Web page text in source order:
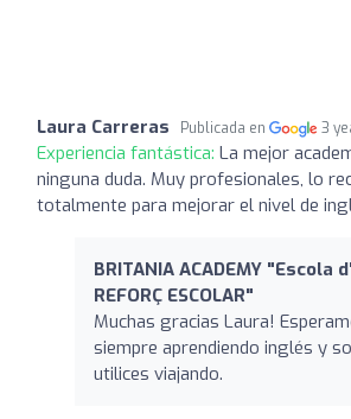
Laura Carreras Publicada en 3
Experiencia fantástica: La mejor
ninguna duda. Muy profesionales, lo
totalmente para mejorar el nivel de
BRITANIA ACADEMY "Escola
REFORÇ ESCOLAR"
Muchas gracias Laura!
siempre aprendiendo inglés y
utilices viajando.